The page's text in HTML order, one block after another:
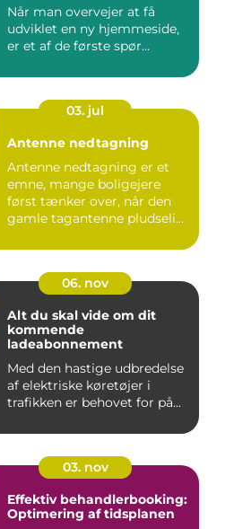
Når man overvejer at få
udviklet en ny hjemmeside,
er et af de første spør...
03. jul
Antenne nedtagning
Antenne nedtagning er et
emne, mange boligejere
først tænker over, når den
gamle tagantenne pludseli...
06. nov
Alt du skal vide om dit
kommende
ladeabonnement
Med den hastige udbredelse
af elektriske køretøjer i
trafikken er behovet for på...
03. nov
Effektiv behandlerbooking:
Optimering af tidsplanen